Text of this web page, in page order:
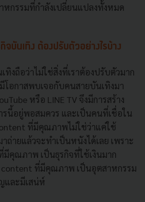
กรรมที่กำลังเปลี่ยนแปลงทั้งหมด
จบันเทิง ต้องปรับตัวอย่างไรบ้าง
ทิงถือว่าไม่ใช่สิ่งที่เราต้องปรับตัวมาก
อกาสพบเจอกับคนสายบันเทิงมา
หรือ LINE TV จึงมีการสร้าง
รนี้อยู่พอสมควร และเป็นคนที่เชื่อใน
ที่มีคุณภาพไม่ใช่ว่าแค่ใช้
ายแล้วจะทำเป็นหนังได้เลย เพราะ
คุณภาพ เป็นธุรกิจที่ใช้เงินมาก
ที่มีคุณภาพ เป็นอุตสาหกรรม
และมีเสน่ห์